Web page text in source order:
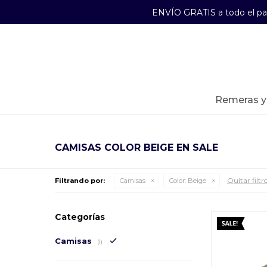
ENVÍO GRATIS a todo el
remeras
CAMISAS COLOR BEIGE EN SALE
Filtrando por: Camisas Color: Beige Quitar
Categorías
Camisas (1)